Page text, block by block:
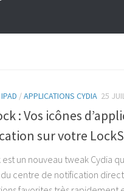
IPAD /APPLICATIONS CYDIA 25
: Vos icônes
sur votre
est un nouveau tweak Cydia
centre de notification